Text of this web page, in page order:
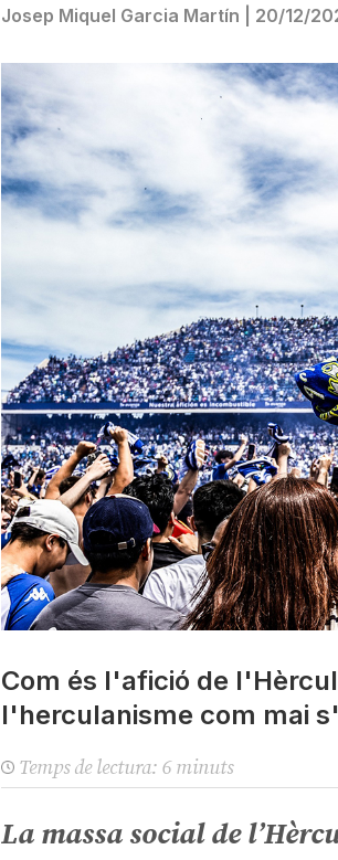
Josep Miquel Garcia Martín 20/12/
Com és l'afició de
l'herculanisme com mai
Temps de lectura: 6minuts
La massa social de